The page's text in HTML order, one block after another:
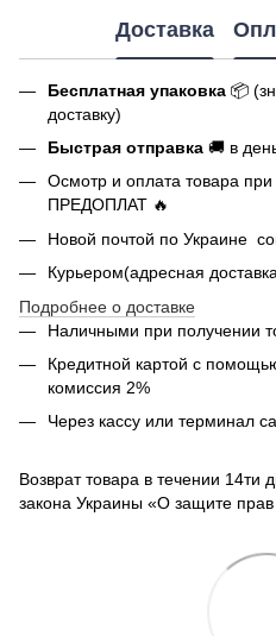
Доставка
Бесплатная упаковка 📦
доставку)
Быстрая отправка 🚚 в
Осмотр и оплата товара
ПРЕДОПЛАТ 🔥
Новой почтой по Украине
Курьером(адресная
Подробнее о доставке
Наличными при получении
Кредитной картой с
комиссия 2%
Через кассу или терминал
Возврат товара в течении 14ти
закона Украины «О защите